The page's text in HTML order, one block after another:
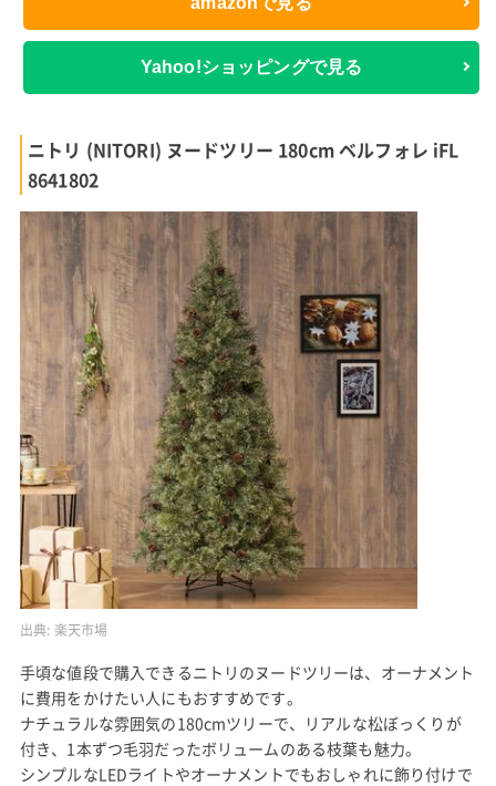
Yahoo!ショッピングで見る
ニトリ (NITORI) ヌードツリー 180cm ベルフォレ iFL
8641802
出典: 楽天市場
手頃な値段で購入できるニトリのヌードツリーは、オーナメント
に費用をかけたい人にもおすすめです。
ナチュラルな雰囲気の180cmツリーで、リアルな松ぼっくりが
付き、1本ずつ毛羽だったボリュームのある枝葉も魅力。
シンプルなLEDライトやオーナメントでもおしゃれに飾り付けで